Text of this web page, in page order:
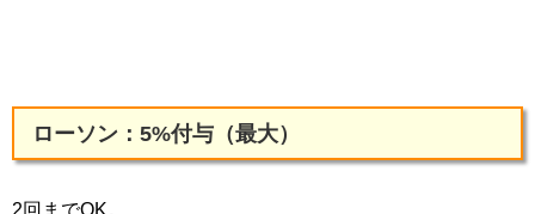
ローソン：5%付与（最大）
2回までOK。